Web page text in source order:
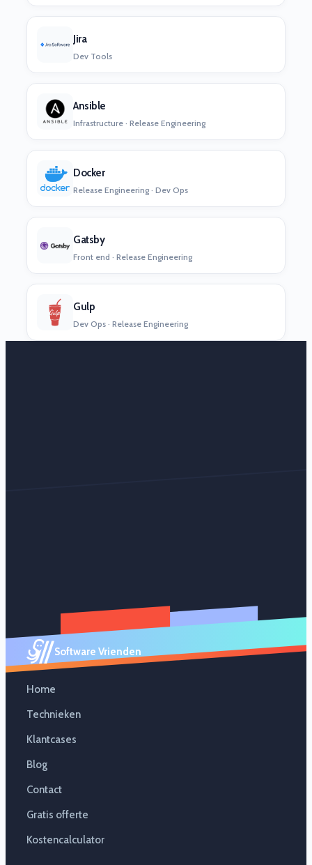
Jira
Dev Tools
Ansible
Infrastructure · Release Engineering
Docker
Release Engineering · Dev Ops
Gatsby
Front end · Release Engineering
Gulp
Dev Ops · Release Engineering
Software Vrienden
Home
Technieken
Klantcases
Blog
Contact
Gratis offerte
Kostencalculator